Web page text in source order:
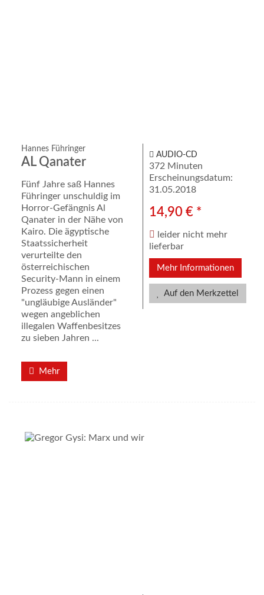
Hannes Führinger
AL Qanater
Fünf Jahre saß Hannes
Führinger unschuldig im
Horror-Gefängnis Al
Qanater in der Nähe von
Kairo. Die ägyptische
Staatssicherheit
verurteilte den
österreichischen
Security-Mann in einem
Prozess gegen einen
"ungläubige Ausländer"
wegen angeblichen
illegalen Waffenbesitzes
zu sieben Jahren ...
Mehr
AUDIO-CD
372 Minuten
Erscheinungsdatum:
31.05.2018
14,90 € *
leider nicht mehr
lieferbar
Mehr Informationen
Auf den Merkzettel